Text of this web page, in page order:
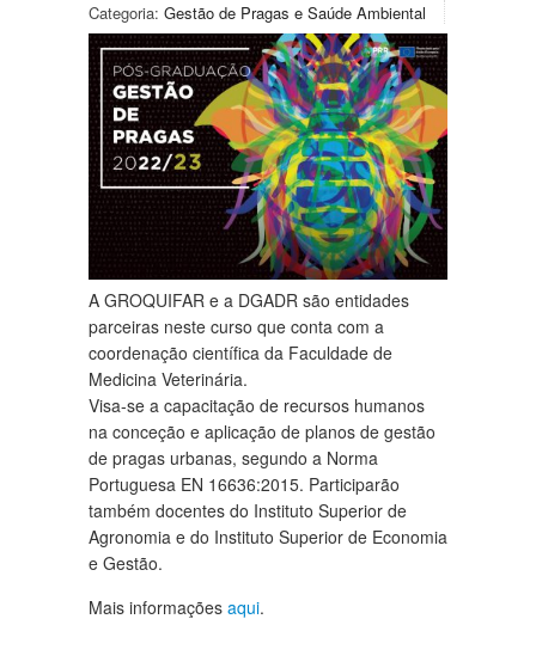
Categoria: Gestão de Pragas e Saúde Ambiental
A GROQUIFAR e a DGADR são entidades
parceiras neste curso que conta com a
coordenação científica da Faculdade de
Medicina Veterinária.
Visa-se a capacitação de recursos humanos
na conceção e aplicação de planos de gestão
de pragas urbanas, segundo a Norma
Portuguesa EN 16636:2015. Participarão
também docentes do Instituto Superior de
Agronomia e do Instituto Superior de Economia
e Gestão.
Mais informações aqui.